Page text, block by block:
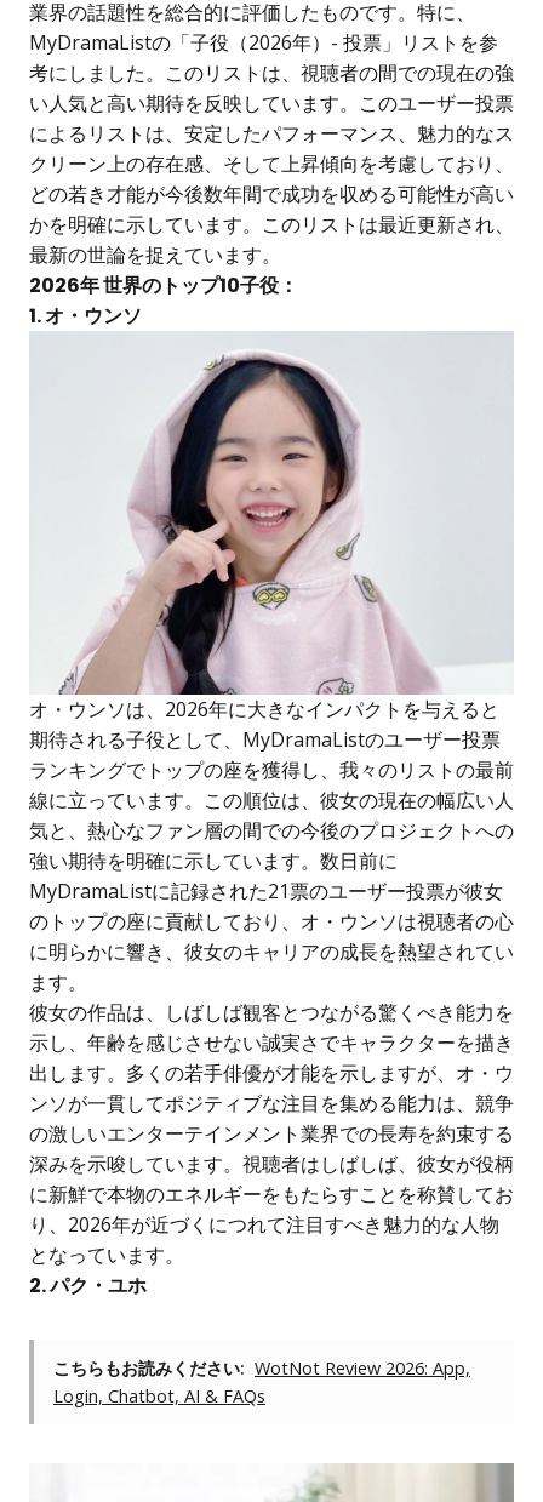
業界の話題性を総合的に評価したものです。特に、
MyDramaListの「子役（2026年）- 投票」リストを参
考にしました。このリストは、視聴者の間での現在の強
い人気と高い期待を反映しています。このユーザー投票
によるリストは、安定したパフォーマンス、魅力的なス
クリーン上の存在感、そして上昇傾向を考慮しており、
どの若き才能が今後数年間で成功を収める可能性が高い
かを明確に示しています。このリストは最近更新され、
最新の世論を捉えています。
2026年 世界のトップ10子役：
1. オ・ウンソ
オ・ウンソは、2026年に大きなインパクトを与えると
期待される子役として、MyDramaListのユーザー投票
ランキングでトップの座を獲得し、我々のリストの最前
線に立っています。この順位は、彼女の現在の幅広い人
気と、熱心なファン層の間での今後のプロジェクトへの
強い期待を明確に示しています。数日前に
MyDramaListに記録された21票のユーザー投票が彼女
のトップの座に貢献しており、オ・ウンソは視聴者の心
に明らかに響き、彼女のキャリアの成長を熱望されてい
ます。
彼女の作品は、しばしば観客とつながる驚くべき能力を
示し、年齢を感じさせない誠実さでキャラクターを描き
出します。多くの若手俳優が才能を示しますが、オ・ウ
ンソが一貫してポジティブな注目を集める能力は、競争
の激しいエンターテインメント業界での長寿を約束する
深みを示唆しています。視聴者はしばしば、彼女が役柄
に新鮮で本物のエネルギーをもたらすことを称賛してお
り、2026年が近づくにつれて注目すべき魅力的な人物
となっています。
2. パク・ユホ
こちらもお読みください: WotNot Review 2026: App,
Login, Chatbot, AI & FAQs